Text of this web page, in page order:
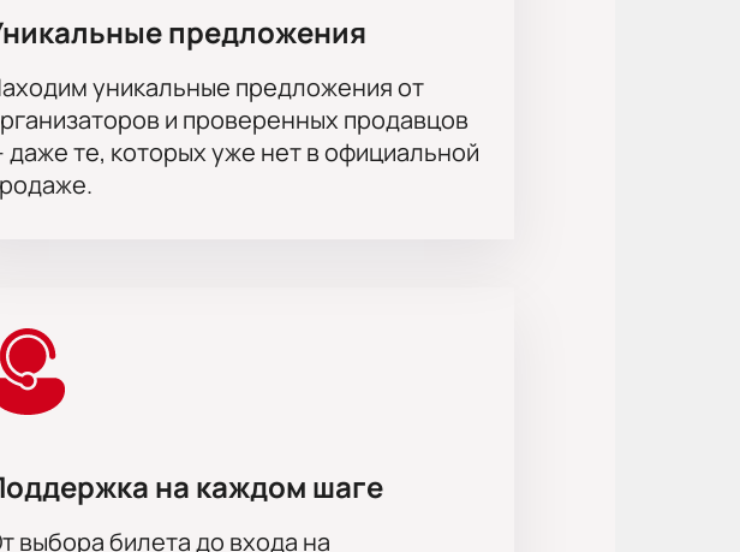
используйте интерактивную схему зала — она помогает
от выбранного места, точная стоимость видна при
предложения
уникальные предложения от
и проверенных продавцов
даже те, которых уже нет в официальной
на каждом шаге
выбора билета до входа на